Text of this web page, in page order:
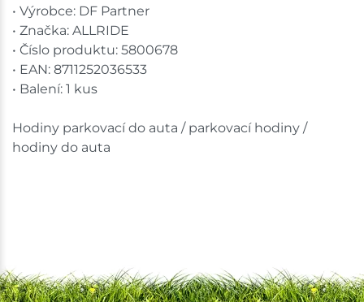
• Výrobce: DF Partner
• Značka: ALLRIDE
• Číslo produktu: 5800678
• EAN: 8711252036533
• Balení: 1 kus
Hodiny parkovací do auta / parkovací hodiny /
hodiny do auta